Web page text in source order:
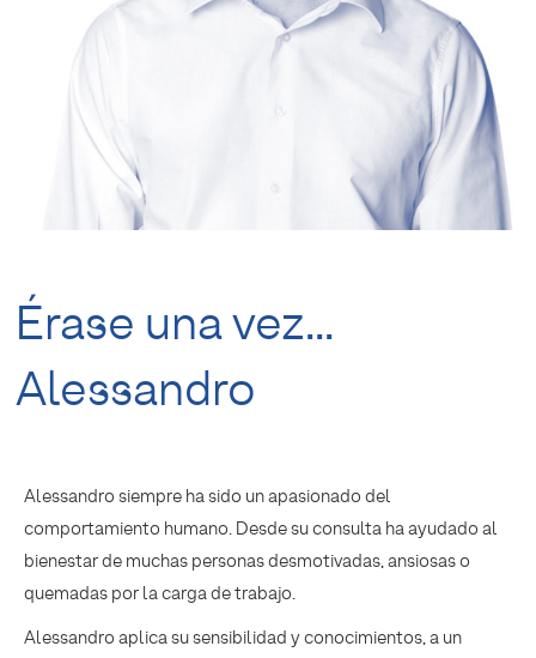
Érase una vez...
Alessandro
Alessandro siempre ha sido un apasionado del
comportamiento humano. Desde su consulta ha ayudado al
bienestar de muchas personas desmotivadas, ansiosas o
quemadas por la carga de trabajo.
Alessandro aplica su sensibilidad y conocimientos, a un